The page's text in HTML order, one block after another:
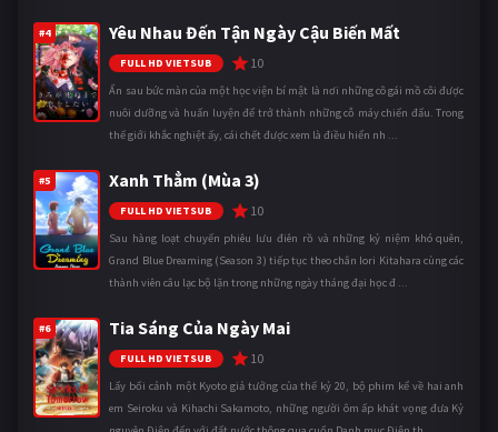
#4 Yêu Nhau Đến Tận Ngày Cậu Biến Mất
FULL HD VIETSUB 10
Ẩn sau bức màn của một học viện bí mật là nơi những cô gái mồ côi được
nuôi dưỡng và huấn luyện để trở thành những cỗ máy chiến đấu. Trong
thế giới khắc nghiệt ấy, cái chết được xem là điều hiển nh ...
#5 Xanh Thẳm (Mùa 3)
FULL HD VIETSUB 10
Sau hàng loạt chuyến phiêu lưu điên rồ và những kỷ niệm khó quên,
Grand Blue Dreaming (Season 3) tiếp tục theo chân Iori Kitahara cùng các
thành viên câu lạc bộ lặn trong những ngày tháng đại học đ ...
#6 Tia Sáng Của Ngày Mai
FULL HD VIETSUB 10
Lấy bối cảnh một Kyoto giả tưởng của thế kỷ 20, bộ phim kể về hai anh
em Seiroku và Kihachi Sakamoto, những người ôm ấp khát vọng đưa Kỷ